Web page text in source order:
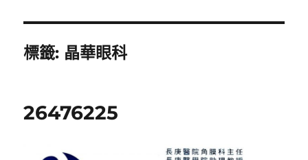
標籤: 晶華眼科
26476225